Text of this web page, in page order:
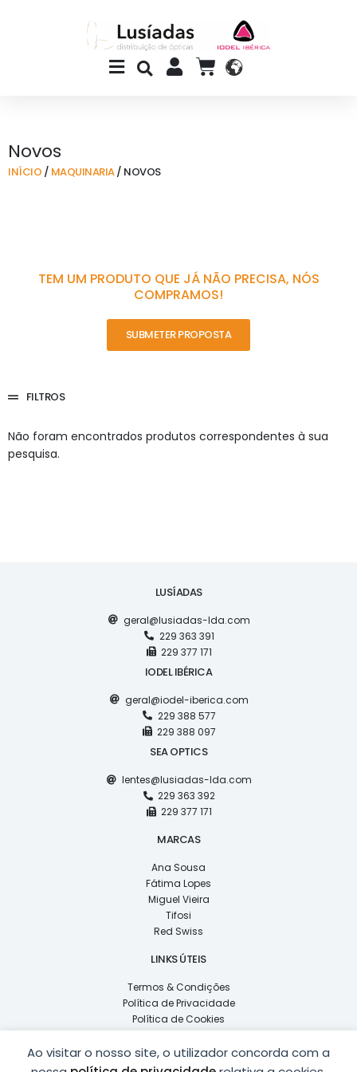
Ao visitar o nosso site, o utilizador concorda com a
Main
Menu
CART
Novos
INÍCIO / MAQUINARIA/ NOVOS
TEM UM PRODUTO QUE JÁ NÃO PRECISA, NÓS
COMPRAMOS!
SUBMETER PROPOSTA
FILTROS
Não foram encontrados produtos correspondentes à sua
pesquisa.
LUSÍADAS
geral@lusiadas-lda.com
229 363 391
229 377 171
IODEL IBÉRICA
geral@iodel-iberica.com
229 388 577
229 388 097
SEA OPTICS
lentes@lusiadas-lda.com
229 363 392
229 377 171
MARCAS
Ana Sousa
Fátima Lopes
Miguel Vieira
Tifosi
Red Swiss
LINKS ÚTEIS
Termos & Condições
Política de Privacidade
Política de Cookies
Livro de Reclamações
F Y I L